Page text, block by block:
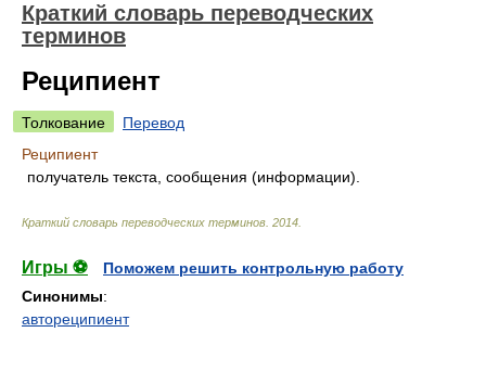
Краткий словарь переводческих
терминов
Реципиент
Толкование
Перевод
Реципиент
получатель текста, сообщения (информации).
Краткий словарь переводческих терминов 2014
Игры ⚽
Поможем решить контрольную работу
Синонимы:
автореципиент